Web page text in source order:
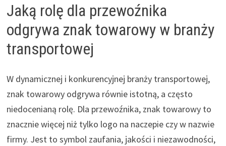
Jaką rolę dla przewoźnika
odgrywa znak towarowy w branży
transportowej
W dynamicznej i konkurencyjnej branży transportowej,
znak towarowy odgrywa równie istotną, a często
niedocenianą rolę. Dla przewoźnika, znak towarowy to
znacznie więcej niż tylko logo na naczepie czy w nazwie
firmy. Jest to symbol zaufania, jakości i niezawodności,